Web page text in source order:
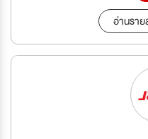
อ่านราย